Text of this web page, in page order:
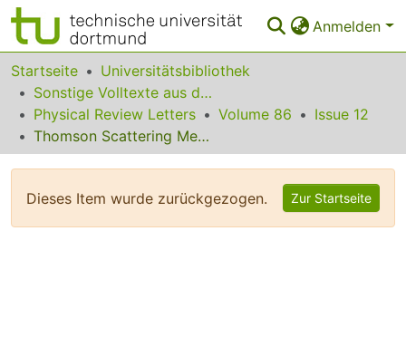
Anmelden
Bereiche & Sammlungen
Das gesamte Repositorium
Statistiken
Startseite
Universitätsbibliothek
Sonstige Volltexte aus dem Bibliotheksangebot
Physical Review Letters
Volume 86
Issue 12
Thomson Scattering Measurements of Saturated Ion Waves in Laser Fusion Plasmas
Dieses Item wurde zurückgezogen. Zur Startseite